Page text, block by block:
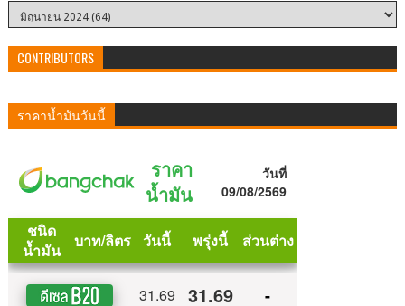
CONTRIBUTORS
ราคาน้ำมันวันนี้